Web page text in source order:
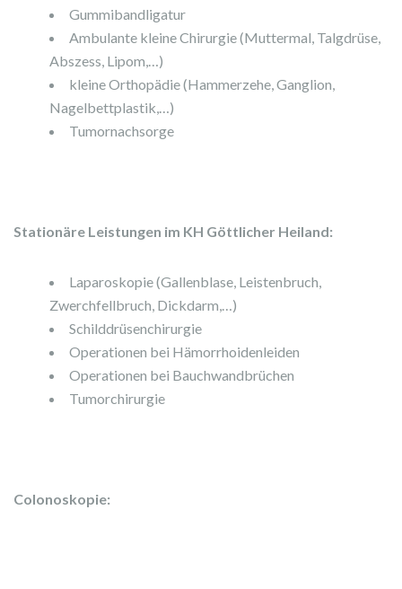
Gummibandligatur
Ambulante kleine Chirurgie (Muttermal, Talgdrüse,
Abszess, Lipom,…)
kleine Orthopädie (Hammerzehe, Ganglion,
Nagelbettplastik,…)
Tumornachsorge
Stationäre Leistungen im KH Göttlicher Heiland:
Laparoskopie (Gallenblase, Leistenbruch,
Zwerchfellbruch, Dickdarm,…)
Schilddrüsenchirurgie
Operationen bei Hämorrhoidenleiden
Operationen bei Bauchwandbrüchen
Tumorchirurgie
Colonoskopie: